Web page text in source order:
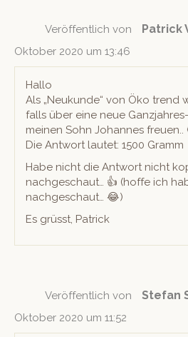
Veröffentlich von Patrick
Oktober 2020 um 13:46
Hal­lo
Als „Neukunde“ von Öko
falls über eine neue
meinen Sohn Johannes freuen..
Die Antwort lautet: 1500 Gramm
Habe nicht die Antwort nicht
nachgeschaut… 👍 (hoffe ich
nachgeschaut… 😂)
Es grüsst, Patrick
Veröffentlich von Stefan
Oktober 2020 um 11:52